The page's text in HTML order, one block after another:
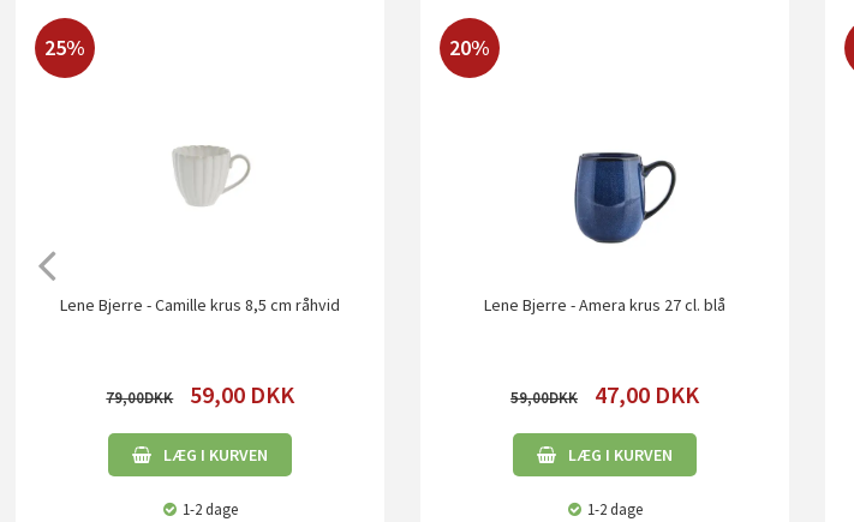
25%
Lene Bjerre - Camille krus 8,5 cm råhvid
79,00 59,00 DKK
LÆG I KURVEN
1-2 dage
20%
Lene Bjerre - Amera krus 27 cl. blå
59,00 47,00 DKK
LÆG I KURVEN
1-2 dage